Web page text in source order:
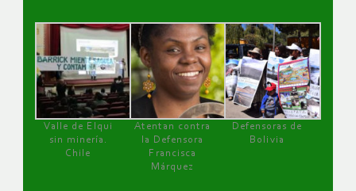
Valle de Elqui
sin minería.
Chile
Atentan contra
la Defensora
Francisca
Márquez
Defensoras de
Bolivia